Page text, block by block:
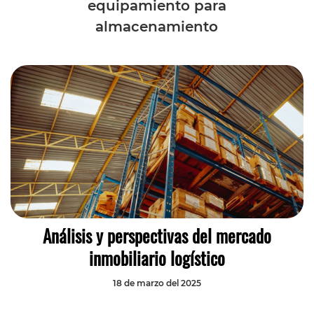
equipamiento para
almacenamiento
Análisis y perspectivas del mercado
inmobiliario logístico
18 de marzo del 2025